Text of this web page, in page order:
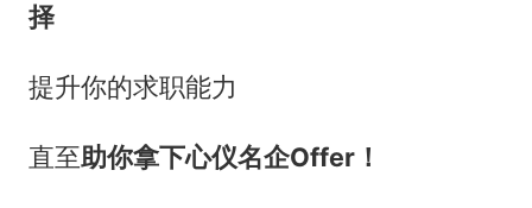
择
提升你的求职能力
直至助你拿下心仪名企Offer！